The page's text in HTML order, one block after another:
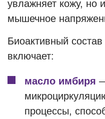
увлажняет кожу, но
мышечное
Биоактивный
включает:
масло имбиря
процессы,